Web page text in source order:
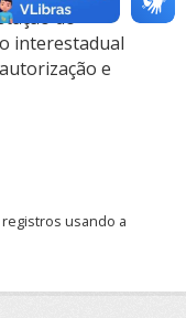
do
interestadual
e
usando a